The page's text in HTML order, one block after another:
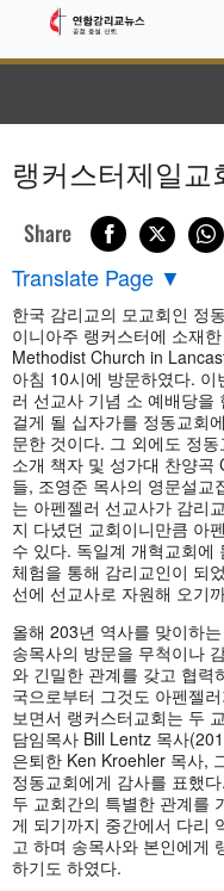
랭커스터제일교
Share
Translate Page ▼
한국 감리교의 모교회인 정
이니아주 랭커스터에 소재
Methodist Church in
아침 10시에 방문하였다.
러 선교사 기념 소 예배당을
걸게 될 십자가를 정동교회
문한 것이다. 그 외에도 정
소개 책자 및 성가대 찬양곡
들, 조영준 목사의 영문설교
는 아펜젤러 선교사가 감리
지 다녔던 교회이니만큼 아
수 있다. 독일계 개혁교회에
체험을 통해 감리교인이 되
선에 선교사로 자원해 오기
올해 203년 역사를 맞이하
송목사의 방문을 무척이나
와 긴밀한 관계를 갖고 협력
국으로부터 그것도 아펜젤
보면서 랭커스터교회는 두
담임목사 Bill Lentz 목사
은퇴한 Ken Kroehler 목사,
정동교회에게 감사를 표했
두 교회간의 특별한 관계를
게 되기까지 중간에서 다리
고 하며 송목사와 본인에게
하기도 하였다.